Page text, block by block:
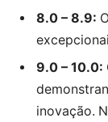
8.0 – 8.9:
9.0 – 10.0:
inovação.